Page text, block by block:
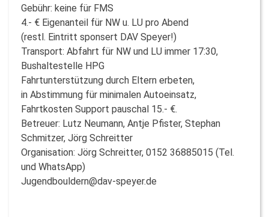
Gebühr: keine für FMS
4.- € Eigenanteil für NW u. LU pro Abend
(restl. Eintritt sponsert DAV Speyer!)
Transport: Abfahrt für NW und LU immer 17:30,
Bushaltestelle HPG
Fahrtunterstützung durch Eltern erbeten,
in Abstimmung für minimalen Autoeinsatz,
Fahrtkosten Support pauschal 15.- €.
Betreuer: Lutz Neumann, Antje Pfister, Stephan
Schmitzer, Jörg Schreitter
Organisation: Jörg Schreitter, 0152 36885015 (Tel.
und WhatsApp)
Jugendbouldern@dav-speyer.de